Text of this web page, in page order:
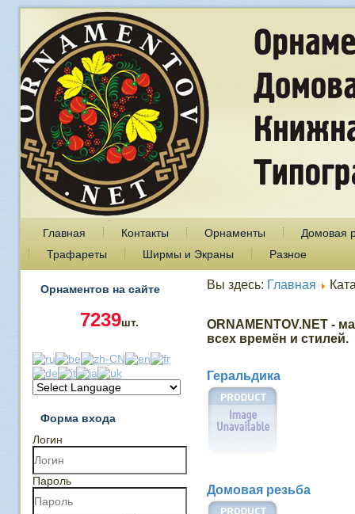
Главная Контакты Орнаменты
Домовая
Трафареты
Ширмы и Экраны Разное
Орнаментов на сайте
7239шт.
Форма входа
Логин
Пароль
Вы здесь: Главная
ORNAMENTOV.NET -
всех времён и стилей.
Геральдика
Домовая резьба